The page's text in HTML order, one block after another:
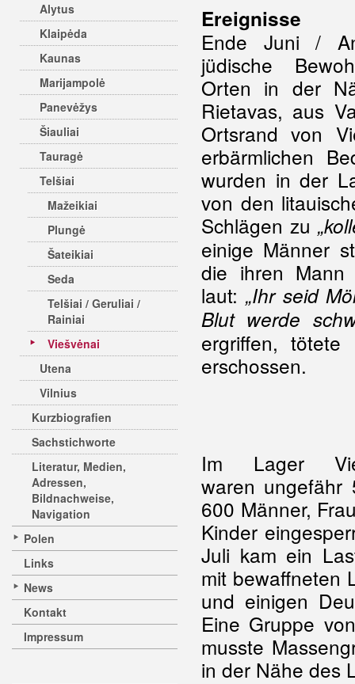
Alytus
Klaipėda
Kaunas
Marijampolė
Panevėžys
Šiauliai
Tauragė
Telšiai
Mažeikiai
Plungė
Šateikiai
Seda
Telšiai / Geruliai /
Rainiai
Viešvėnai
Utena
Vilnius
Kurzbiografien
Sachstichworte
Literatur, Medien,
Adressen,
Bildnachweise,
Navigation
Polen
Links
News
Kontakt
Impressum
Ereignisse
Ende Juni /
jüdische
Orten in der
Rietavas, aus
Ortsrand von
erbärmlichen
wurden in der
von den
Schlägen zu
einige Männer
die ihren Mann
laut: „Ihr seid
Blut werde
ergriffen,
erschossen.
Im Lager
waren ungefähr
600 Männer,
Kinder
Juli kam ein
mit bewaffneten
und einigen
Eine Gruppe
musste
in der Nähe des